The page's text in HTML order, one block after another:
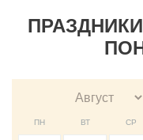
ПН ВТ СР